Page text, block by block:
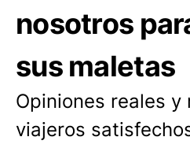
nosotros
sus maletas
Opiniones reales y
viajeros